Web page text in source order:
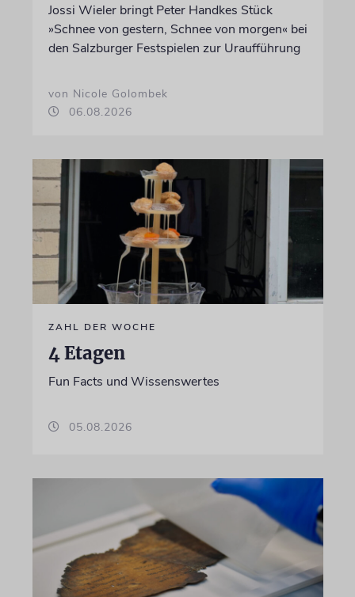
Jossi Wieler bringt Peter Handkes Stück
»Schnee von gestern, Schnee von morgen« bei
den Salzburger Festspielen zur Uraufführung
von Nicole Golombek
06.08.2026
ZAHL DER WOCHE
4 Etagen
Fun Facts und Wissenswertes
05.08.2026